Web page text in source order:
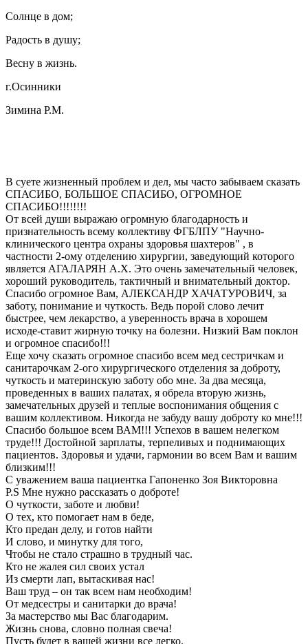
Солнце в дом;
Радость в душу;
Весну в жизнь.
г.Осинники
Зимина Р.М.
В суете жизненный проблем и дел, мы часто забываем сказать
СПАСИБО, БОЛЬШОЕ СПАСИБО, ОГРОМНОЕ
СПАСИБО!!!!!!!!
От всей души выражаю огромную благодарность и
признательность всему коллективу ФГБЛПУ "Научно-
клинического центра охраны здоровья шахтеров" , в
частности 2-ому отделению хирургии, заведующий которого
является АГАЛАРЯН А.Х. Это очень замечательный человек,
хороший руководитель, тактичный и внимательный доктор.
Спасибо огромное Вам, АЛЕКСАНДР ХАЧАТУРОВИЧ, за
заботу, понимание и чуткость. Ведь порой слово лечит
быстрее, чем лекарство, а уверенность врача в хорошем
исходе-ставит жирную точку на болезни. Низкий Вам поклон
и огромное спасибо!!!
Еще хочу сказать огромное спасибо всем мед сестричкам и
санитарочкам 2-ого хирургического отделения за доброту,
чуткость и материнскую заботу обо мне. За два месяца,
проведенных в ваших палатах, я обрела вторую жизнь,
замечательных друзей и теплые воспонимания общения с
вашим коллективом. Никогда не забуду вашу доброту ко мне!!!
Спасибо большое всем ВАМ!!! Успехов в вашем нелегком
труде!!! Достойной зарплаты, терпеливых и поднимающих
пациентов. Здоровья и удачи, гармонии во всем Вам и вашим
близким!!!
С уважением ваша пациентка Гапоненко Зоя Викторовна
P.S Мне нужно рассказать о доброте!
О чуткости, заботе и любви!
О тех, кто помогает нам в беде,
Кто предан делу, и готов найти
И слово, и минутку для того,
Чтобы не стало страшно в трудный час.
Кто не жалея сил своих устал
Из смерти лап, вытаскивая нас!
Ваш труд – он так всем нам необходим!
От медсестры и санитарки до врача!
За мастерство мы Вас благодарим.
Жизнь снова, словно полная свеча!
Пусть будет в вашей жизни все легко.